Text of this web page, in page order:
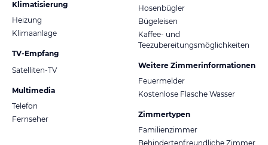
Klimatisierung
Heizung
Klimaanlage
TV-Empfang
Satelliten-TV
Multimedia
Telefon
Fernseher
Hosenbügler
Bügeleisen
Kaffee- und
Teezubereitungsmöglichkeiten
Weitere Zimmerinformationen
Feuermelder
Kostenlose Flasche Wasser
Zimmertypen
Familienzimmer
Behindertenfreundliche Zimmer